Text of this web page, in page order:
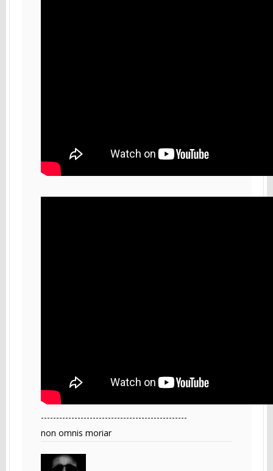
------------------------------------------------
non omnis moriar